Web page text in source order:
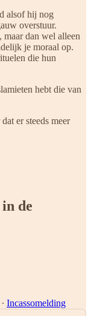
alsof hij nog
overstuur.
maar dan wel alleen
je moraal op.
die hun
hebt die van
er steeds meer
de
∙ Incassomelding